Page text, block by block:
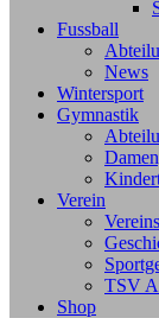
Fussball
News
Wintersport
Gymnastik
Verein
TSV
Shop